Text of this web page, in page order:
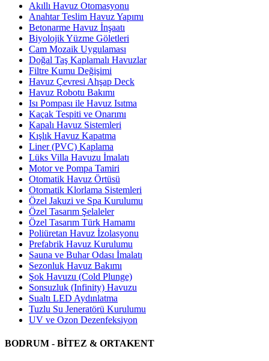
Akıllı Havuz Otomasyonu
Anahtar Teslim Havuz Yapımı
Betonarme Havuz İnşaatı
Biyolojik Yüzme Göletleri
Cam Mozaik Uygulaması
Doğal Taş Kaplamalı Havuzlar
Filtre Kumu Değişimi
Havuz Çevresi Ahşap Deck
Havuz Robotu Bakımı
Isı Pompası ile Havuz Isıtma
Kaçak Tespiti ve Onarımı
Kapalı Havuz Sistemleri
Kışlık Havuz Kapatma
Liner (PVC) Kaplama
Lüks Villa Havuzu İmalatı
Motor ve Pompa Tamiri
Otomatik Havuz Örtüsü
Otomatik Klorlama Sistemleri
Özel Jakuzi ve Spa Kurulumu
Özel Tasarım Şelaleler
Özel Tasarım Türk Hamamı
Poliüretan Havuz İzolasyonu
Prefabrik Havuz Kurulumu
Sauna ve Buhar Odası İmalatı
Sezonluk Havuz Bakımı
Şok Havuzu (Cold Plunge)
Sonsuzluk (Infinity) Havuzu
Sualtı LED Aydınlatma
Tuzlu Su Jeneratörü Kurulumu
UV ve Ozon Dezenfeksiyon
BODRUM - BİTEZ & ORTAKENT